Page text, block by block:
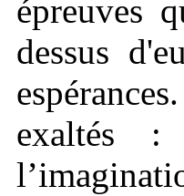
épreuves
dessus
exaltés :